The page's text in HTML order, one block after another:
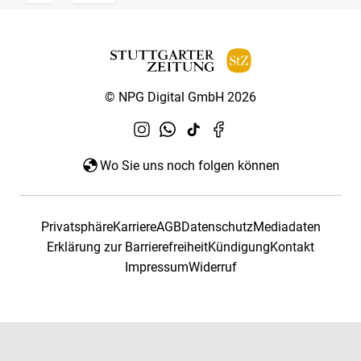
© NPG Digital GmbH 2026
Wo Sie uns noch folgen können
PrivatsphäreKarriereAGBDatenschutzMediadaten
Erklärung zur BarrierefreiheitKündigungKontakt
ImpressumWiderruf